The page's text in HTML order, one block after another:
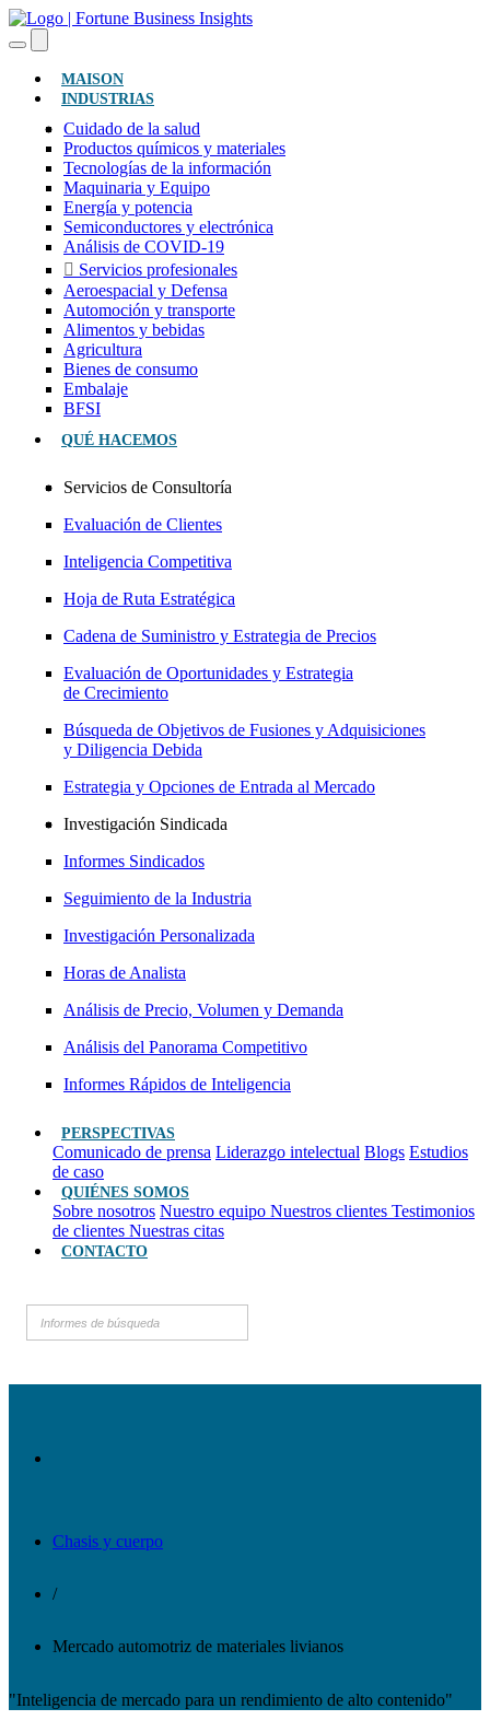
MAISON(ACTUAL)
INDUSTRIAS
Cuidado de la salud
Productos químicos y materiales
Tecnologías de la información
Maquinaria y Equipo
Energía y potencia
Semiconductores y electrónica
Análisis de COVID-19
Servicios profesionales
Aeroespacial y Defensa
Automoción y transporte
Alimentos y bebidas
Agricultura
Bienes de consumo
Embalaje
BFSI
QUÉ HACEMOS
Servicios de Consultoría
Evaluación de Clientes
Inteligencia Competitiva
Hoja de Ruta Estratégica
Cadena de Suministro y Estrategia de Precios
Evaluación de Oportunidades y Estrategia
de Crecimiento
Búsqueda de Objetivos de Fusiones y Adquisiciones
y Diligencia Debida
Estrategia y Opciones de Entrada al Mercado
Investigación Sindicada
Informes Sindicados
Seguimiento de la Industria
Investigación Personalizada
Horas de Analista
Análisis de Precio, Volumen y Demanda
Análisis del Panorama Competitivo
Informes Rápidos de Inteligencia
PERSPECTIVAS
Comunicado de prensa Liderazgo intelectual Blogs Estudios
de caso
QUIÉNES SOMOS
Sobre nosotros Nuestro equipo Nuestros clientes Testimonios
de clientes Nuestras citas
CONTACTO
Chasis y cuerpo
/
Mercado automotriz de materiales livianos
"Inteligencia de mercado para un rendimiento de alto contenido"